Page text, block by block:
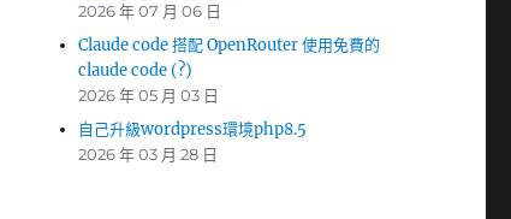
2026 年 07 月 06 日
Claude code 搭配 OpenRouter 使用免費的
claude code (?)
2026 年 05 月 03 日
自己升級wordpress環境php8.5
2026 年 03 月 28 日